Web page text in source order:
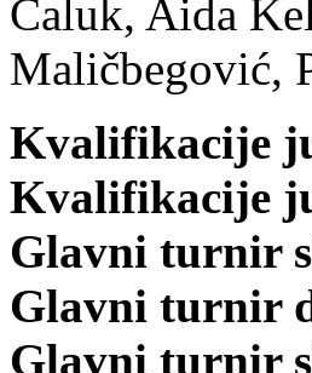
Čaluk, Aida
Maličbegović,
Kvalifikacije
Kvalifikacije
Glavni turnir
Glavni turnir
Glavni turnir